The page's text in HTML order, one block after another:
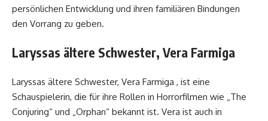
persönlichen Entwicklung und ihren familiären Bindungen
den Vorrang zu geben.
Laryssas ältere Schwester, Vera Farmiga
Laryssas ältere Schwester, Vera Farmiga , ist eine
Schauspielerin, die für ihre Rollen in Horrorfilmen wie „The
Conjuring“ und „Orphan“ bekannt ist. Vera ist auch in